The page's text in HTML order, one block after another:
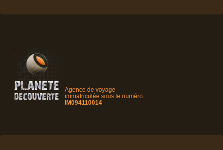
Agence de voyage
immatriculée sous le numéro:
IM094110014